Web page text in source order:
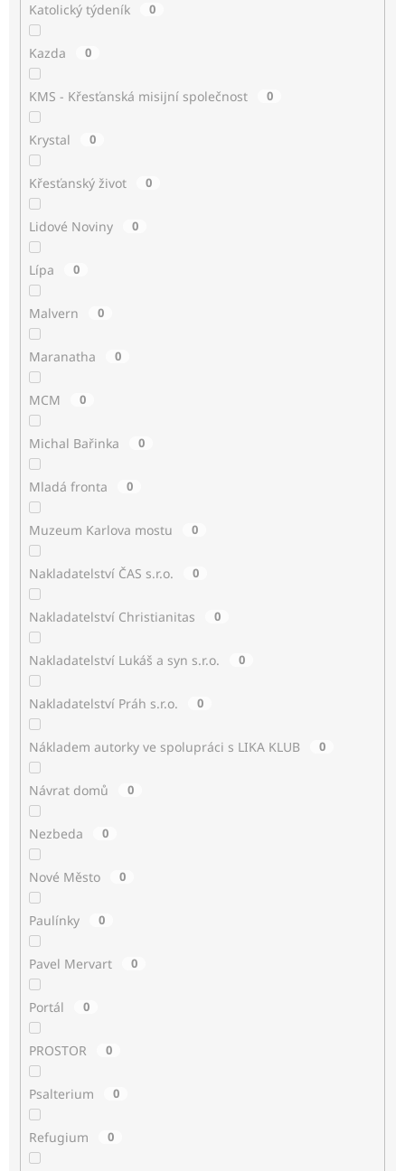
Katolický týdeník 0
Kazda 0
KMS - Křesťanská misijní společnost 0
Krystal 0
Křesťanský život 0
Lidové Noviny 0
Lípa 0
Malvern 0
Maranatha 0
MCM 0
Michal Bařinka 0
Mladá fronta 0
Muzeum Karlova mostu 0
Nakladatelství ČAS s.r.o. 0
Nakladatelství Christianitas 0
Nakladatelství Lukáš a syn s.r.o. 0
Nakladatelství Práh s.r.o. 0
Nákladem autorky ve spolupráci s LIKA KLUB 0
Návrat domů 0
Nezbeda 0
Nové Město 0
Paulínky 0
Pavel Mervart 0
Portál 0
PROSTOR 0
Psalterium 0
Refugium 0